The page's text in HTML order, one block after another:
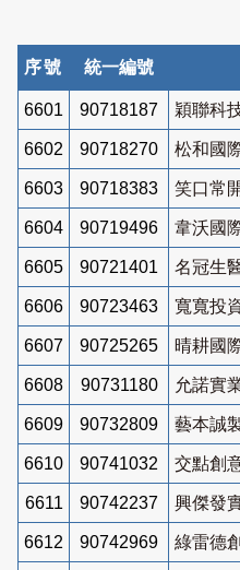
序號 統一編號
6601 90718187 穎聯科
6602 90718270 松和國
6603 90718383 笑口常
6604 90719496 韋沃國
6605 90721401 名冠生
6606 90723463 寬寬投
6607 90725265 晴耕國
6608 90731180 允諾實
6609 90732809 藝本誠
6610 90741032 交點創
6611 90742237 興傑發
6612 90742969 綠雷德